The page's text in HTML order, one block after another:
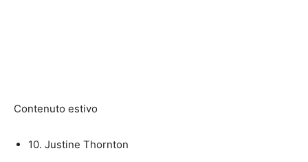
Contenuto estivo
10. Justine Thornton